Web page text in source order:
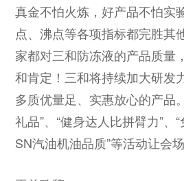
真金不怕火炼，好产品不怕实
点、沸点等各项指标都完胜其
家都对三和防冻液的产品质量
和肯定！三和将持续加大研发
多质优量足、实惠放心的产品
礼品”、“健身达人比拼臂力”、
SN汽油机油品质”等活动让会